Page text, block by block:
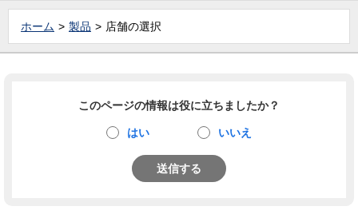
ホーム 製品 店舗の選択
このページの情報は役に立ちましたか？
はい いいえ
送信する